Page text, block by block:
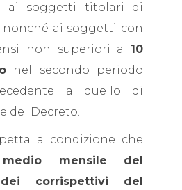
ai soggetti titolari di
ai soggetti con
non superiori a 10
nel secondo periodo
a quello di
del Decreto.
a condizione che
medio mensile del
corrispettivi del